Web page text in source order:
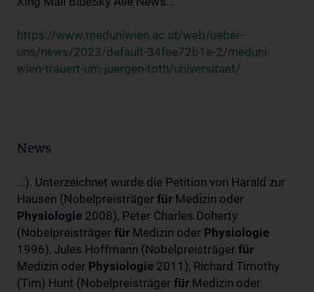
https://www.meduniwien.ac.at/web/ueber-
uns/news/2023/default-34fee72b1e-2/meduni-
wien-trauert-um-juergen-toth/universitaet/
News
...). Unterzeichnet wurde die Petition von Harald zur
Hausen (Nobelpreisträger für Medizin oder
Physiologie 2008), Peter Charles Doherty
(Nobelpreisträger für Medizin oder Physiologie
1996), Jules Hoffmann (Nobelpreisträger für
Medizin oder Physiologie 2011), Richard Timothy
(Tim) Hunt (Nobelpreisträger für Medizin oder